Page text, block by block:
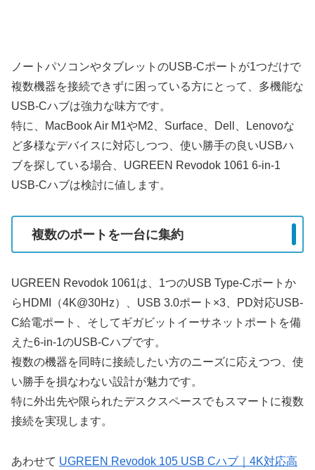
ノートパソコンやタブレットのUSB-Cポートが1つだけで
複数機器を接続できずに困っている方にとって、多機能な
USB-Cハブは強力な味方です。
特に、MacBook Air M1やM2、Surface、Dell、Lenovoな
ど多様なデバイスに対応しつつ、使い勝手の良いUSBハ
ブを探している場合、UGREEN Revodok 1061 6-in-1
USB-Cハブは検討に値します。
複数のポートを一台に集約
UGREEN Revodok 1061は、1つのUSB Type-Cポートか
らHDMI（4K@30Hz）、USB 3.0ポート×3、PD対応USB-
C給電ポート、そしてギガビットイーサネットポートを備
えた6-in-1のUSB-Cハブです。
複数の機器を同時に接続したい方のニーズに応えつつ、使
い勝手を損なわない設計が魅力です。
特に外出先や限られたデスクスペースでもスマートに複数
接続を実現します。
あわせて UGREEN Revodok 105 USB Cハブ｜4K対応高